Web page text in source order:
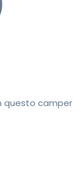
questo camper